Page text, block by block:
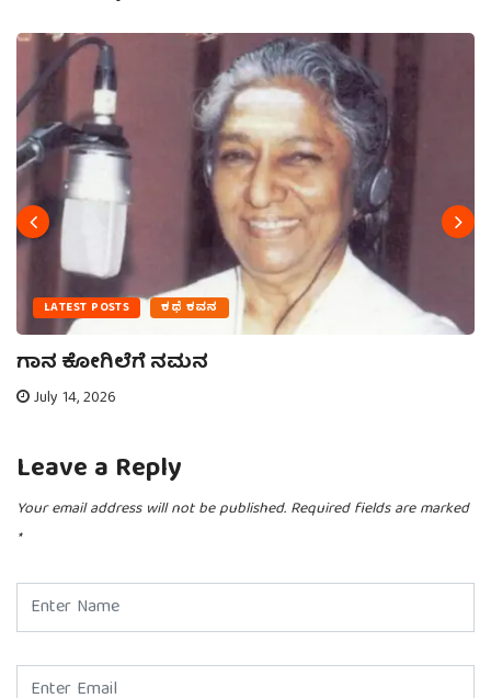
LATEST POSTS ಕಥೆ ಕವನ
ಗಾನ ಕೋಗಿಲೆಗೆ ನಮನ
July 14, 2026
Leave a Reply
Your email address will not be published. Required fields are marked
*